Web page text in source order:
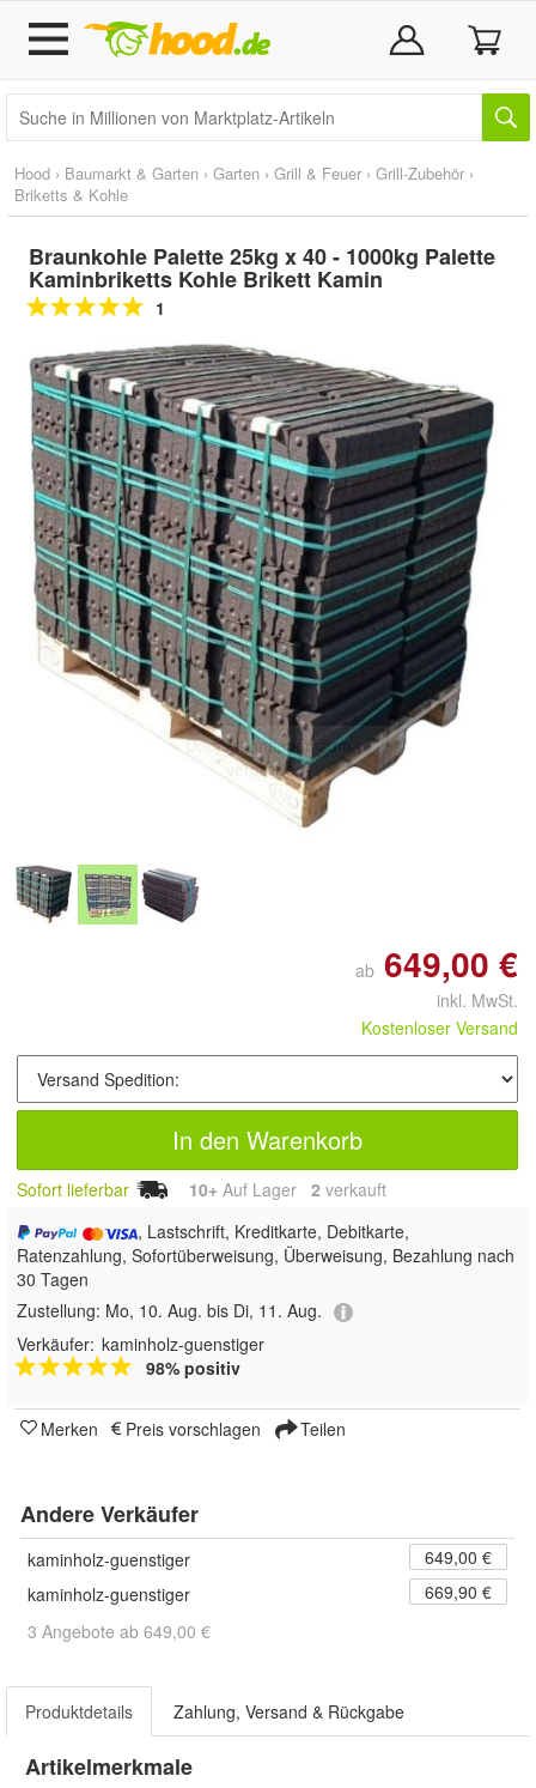
Hood › Baumarkt & Garten › Garten › Grill & Feuer › Grill-Zubehör ›
Briketts & Kohle
Braunkohle Palette 25kg x 40 - 1000kg Palette
Kaminbriketts Kohle Brikett Kamin
1
Doppelt antippen zum
vergrößern
ab 649,00 €
inkl. MwSt.
Kostenloser Versand
In den Warenkorb
Sofort lieferbar 10+ Auf Lager 2 verkauft
, Lastschrift, Kreditkarte, Debitkarte,
Ratenzahlung, Sofortüberweisung, Überweisung, Bezahlung nach
30 Tagen
Zustellung: Mo, 10. Aug. bis Di, 11. Aug.
Verkäufer: kaminholz-guenstiger
98% positiv
Merken Preis vorschlagen Teilen
Andere Verkäufer
kaminholz-guenstiger
649,00 €
kaminholz-guenstiger
669,90 €
3 Angebote ab 649,00 €
Produktdetails Zahlung, Versand & Rückgabe
Artikelmerkmale